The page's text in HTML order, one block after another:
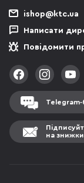
ishop@ktc.ua
Написати
Повідомити
Telegram-
на